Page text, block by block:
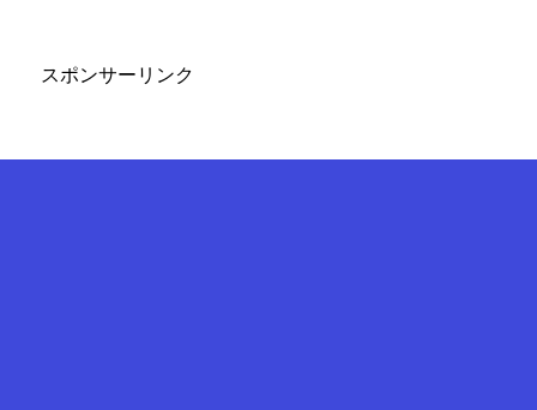
スポンサーリンク